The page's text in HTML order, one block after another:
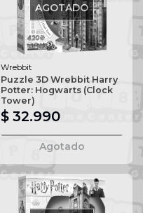
AGOTADO
Wrebbit
Puzzle 3D Wrebbit Harry
Potter: Hogwarts (Clock
Tower)
$ 32.990
Agotado